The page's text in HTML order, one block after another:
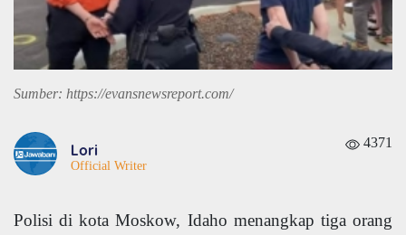
Sumber: https://evansnewsreport.com/
Lori
Official Writer
4371
Polisi di kota Moskow, Idaho menangkap tiga orang